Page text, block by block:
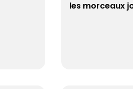
les morceaux